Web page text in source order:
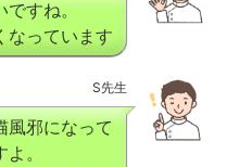
ですね。
なっています
S先生
風邪になって
。